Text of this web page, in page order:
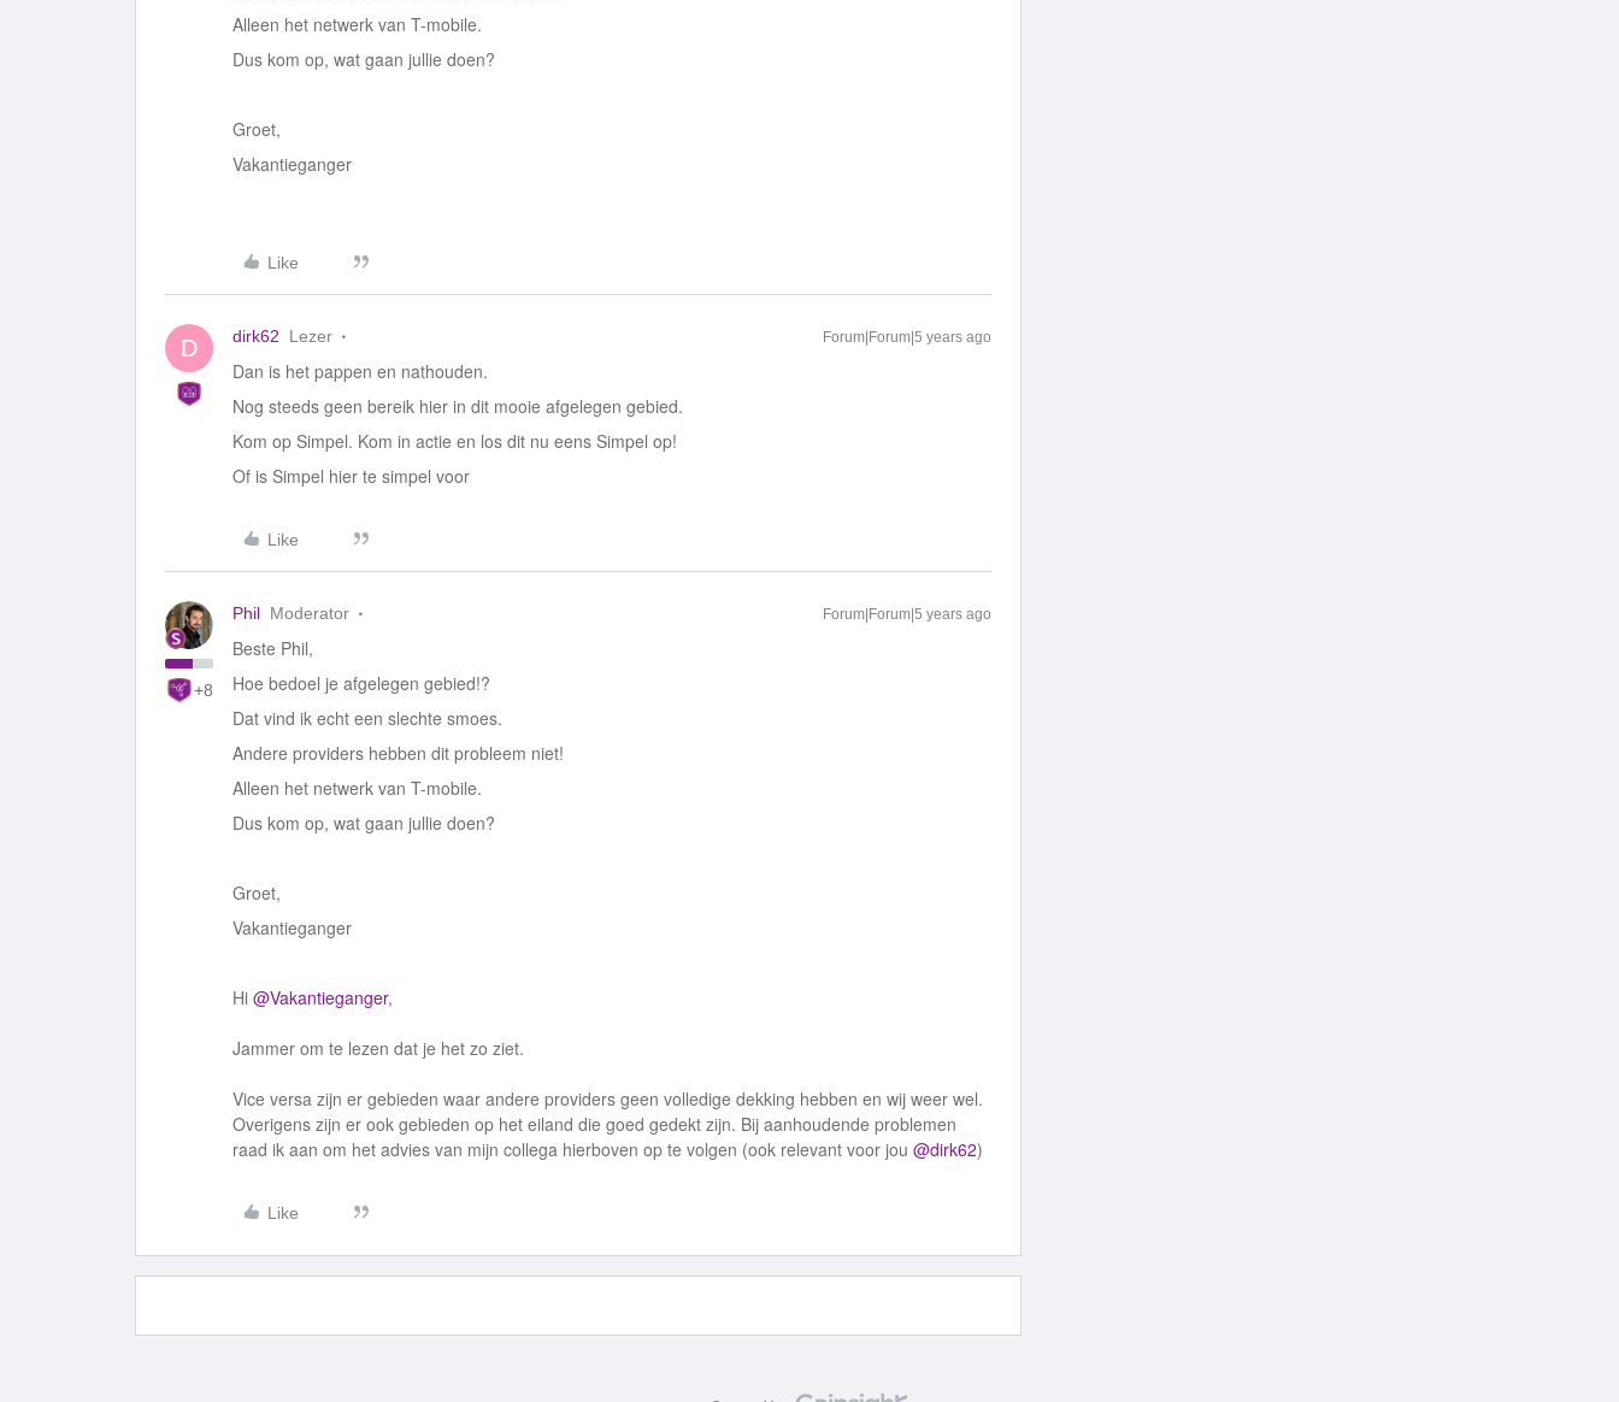
Alleen het netwerk van T-mobile.
Dus kom op, wat gaan jullie doen?
Groet,
Vakantieganger
Like
D dirk62 Lezer Forum|Forum|5 years ago
Dan is het pappen en nathouden.
Nog steeds geen bereik hier in dit mooie afgelegen gebied.
Kom op Simpel. Kom in actie en los dit nu eens Simpel op!
Of is Simpel hier te simpel voor
Like
+8
Phil Moderator Forum|Forum|5 years ago
Beste Phil,
Hoe bedoel je afgelegen gebied!?
Dat vind ik echt een slechte smoes.
Andere providers hebben dit probleem niet!
Alleen het netwerk van T-mobile.
Dus kom op, wat gaan jullie doen?
Groet,
Vakantieganger
Hi @Vakantieganger,
Jammer om te lezen dat je het zo ziet.
Vice versa zijn er gebieden waar andere providers geen volledige dekking hebben en wij weer wel.
Overigens zijn er ook gebieden op het eiland die goed gedekt zijn. Bij aanhoudende problemen
raad ik aan om het advies van mijn collega hierboven op te volgen (ook relevant voor jou @dirk62)
Like